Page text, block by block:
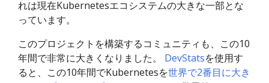
れは現在Kubernetesエコシステムの大きな一部とな
っています。
このプロジェクトを構築するコミュニティも、この10
年間で非常に大きくなりました。 DevStatsを使用す
ると、この10年間でKubernetesを世界で2番目に大き